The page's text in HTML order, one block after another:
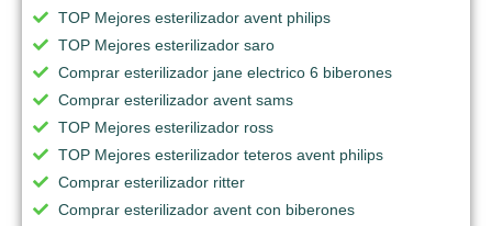
TOP Mejores esterilizador avent philips
TOP Mejores esterilizador saro
Comprar esterilizador jane electrico 6 biberones
Comprar esterilizador avent sams
TOP Mejores esterilizador ross
TOP Mejores esterilizador teteros avent philips
Comprar esterilizador ritter
Comprar esterilizador avent con biberones